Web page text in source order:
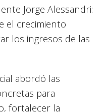
Jorge Alessandri:
el crecimiento
los ingresos de las
abordó las
para
fortalecer la